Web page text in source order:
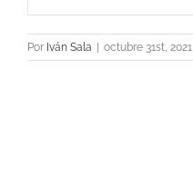
Por Iván Sala octubre 31st, 2021